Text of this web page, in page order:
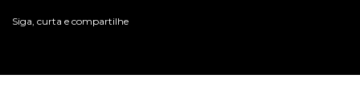
Siga, curta e compartilhe